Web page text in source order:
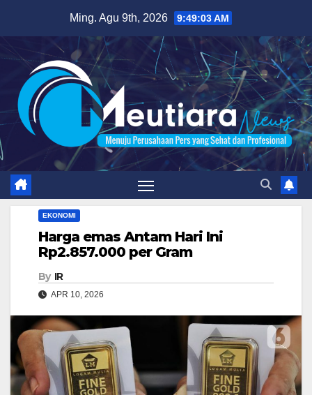
content
Ming. Agu 9th, 2026 9:49:04 AM
EKONOMI
Harga emas Antam Hari Ini
Rp2.857.000 per Gram
By IR
APR 10, 2026